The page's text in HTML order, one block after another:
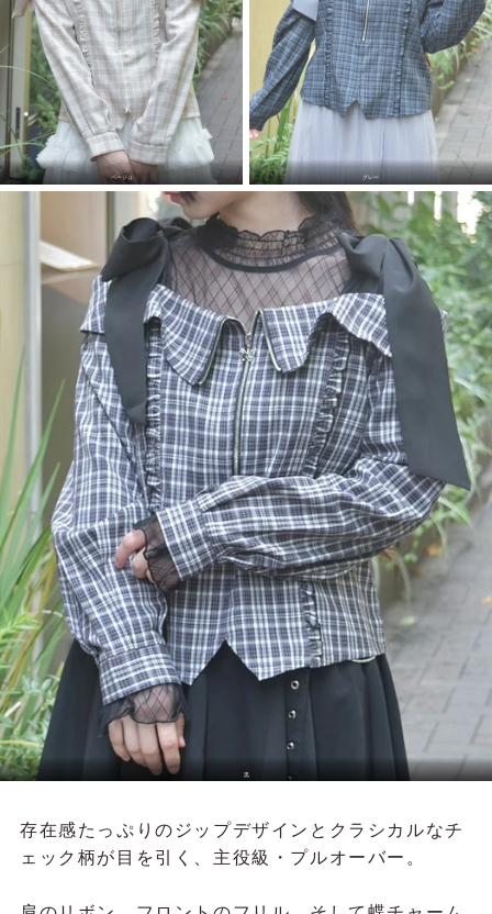
ベージュ グレー
黒
存在感たっぷりのジップデザインとクラシカルなチ
ェック柄が目を引く、主役級・プルオーバー。